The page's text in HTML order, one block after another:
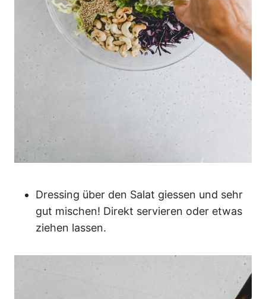
Dressing über den Salat giessen und sehr
gut mischen! Direkt servieren oder etwas
ziehen lassen.